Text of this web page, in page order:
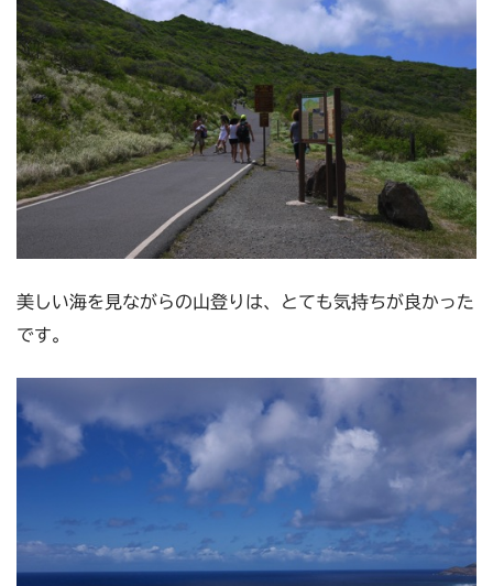
美しい海を見ながらの山登りは、とても気持ちが良かった
です。